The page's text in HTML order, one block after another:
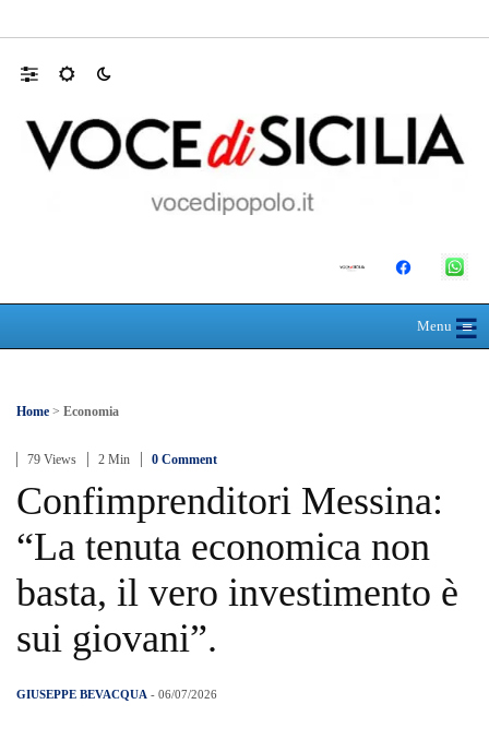
Menu≡
☰
Home > Economia
79 Views 2 Min 0 Comment
Confimprenditori Messina:
“La tenuta economica non
basta, il vero investimento è
sui giovani”.
GIUSEPPE BEVACQUA - 06/07/2026